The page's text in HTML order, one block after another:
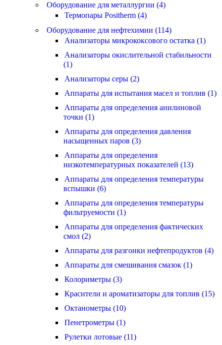
Оборудование для металлургии (4)
Термопары Positherm (4)
Оборудование для нефтехимии (114)
Анализаторы микрококсового остатка (1)
Анализаторы окислительной стабильности
(1)
Анализаторы серы (2)
Аппараты для испытания масел и топлив (1)
Аппараты для определения анилиновой
точки (1)
Аппараты для определения давления
насыщенных паров (3)
Аппараты для определения
низкотемпературных показателей (13)
Аппараты для определения температуры
вспышки (6)
Аппараты для определения температуры
фильтруемости (1)
Аппараты для определения фактических
смол (2)
Аппараты для разгонки нефтепродуктов (4)
Аппараты для смешивания смазок (1)
Колориметры (3)
Красители и ароматизаторы для топлив (15)
Октанометры (10)
Пенетрометры (1)
Рулетки лотовые (11)